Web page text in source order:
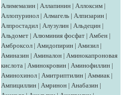
Алимемазин | Аллапинин | Аллоксим |
Аллопуринол | Алмагель | Алпизарин |
Алпростадил | Алузулин | Альдецин |
Альдомет | Алюминия фосфат | Амбен |
Амброксол | Амидопирин | Амизил |
Аминазин | Аминалон | Аминокапроновая
кислота | Аминокровин | Аминофиллин |
Аминохинол | Амитриптилин | Аммиак |
Ампициллин | Амринон | Анабазин |